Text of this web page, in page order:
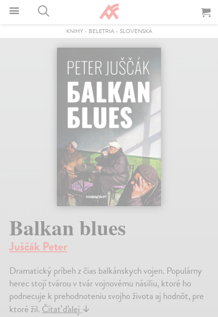
KNIHY- BELETRIA- SLOVENSKÁ
Balkan blues
Juščák Peter
Dramatický príbeh z čias balkánskych vojen. Populárny
herec stojí tvárou v tvár vojnovému násiliu, ktoré ho
podnecuje k prehodnoteniu svojho života aj hodnôt, pre
ktoré žil.Čítať ďalej↓